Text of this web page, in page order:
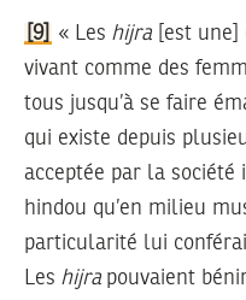
[9] « Les hijra [est une]
vivant comme des
tous jusqu’à se faire
qui existe depuis
acceptée par la société
hindou qu’en milieu
particularité lui
Les hijra pouvaient